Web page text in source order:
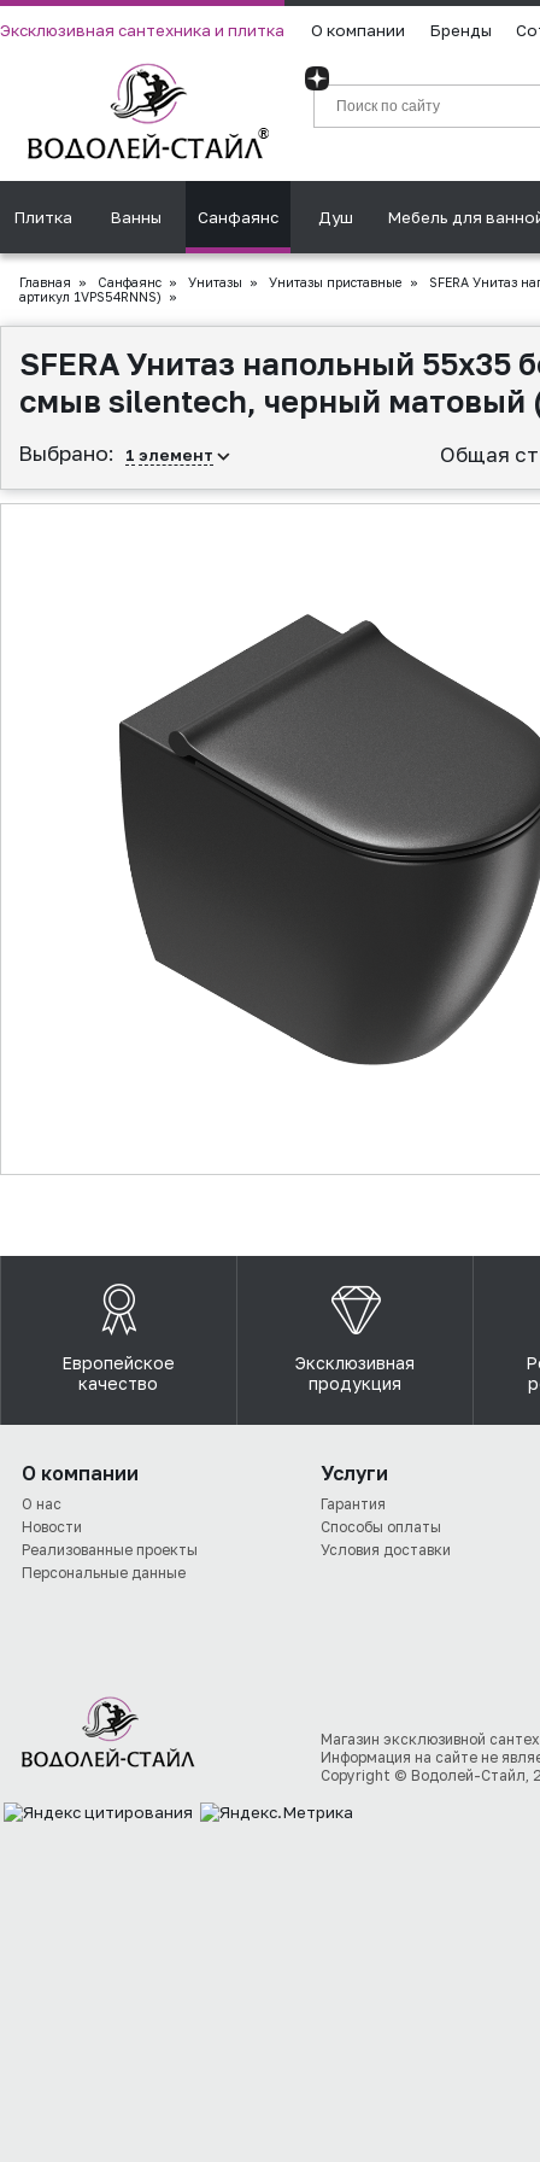
Эксклюзивная сантехника и плитка О компании Бренды
Плитка Ванны Санфаянс Душ Мебель для
Главная » Санфаянс » Унитазы » Унитазы приставные »
SFERA Унитаз
артикул 1VPS54RNNS)
»
SFERA Унитаз напольный
смыв silentech, черный матовый
Выбрано: 1 элемент Общая
Европейское
качество
Эксклюзивная
продукция
О компании
О нас
Новости
Реализованные проекты
Персональные данные
Услуги
Гарантия
Способы оплаты
Условия доставки
Магазин эксклюзивной
Информация на сайте не
Copyright © Водолей-Стайл,